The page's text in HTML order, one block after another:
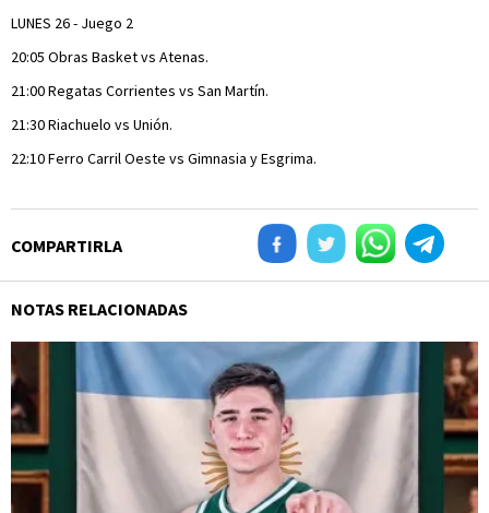
LUNES 26 - Juego 2
20:05 Obras Basket vs Atenas.
21:00 Regatas Corrientes vs San Martín.
21:30 Riachuelo vs Unión.
22:10 Ferro Carril Oeste vs Gimnasia y Esgrima.
COMPARTIRLA
NOTAS RELACIONADAS